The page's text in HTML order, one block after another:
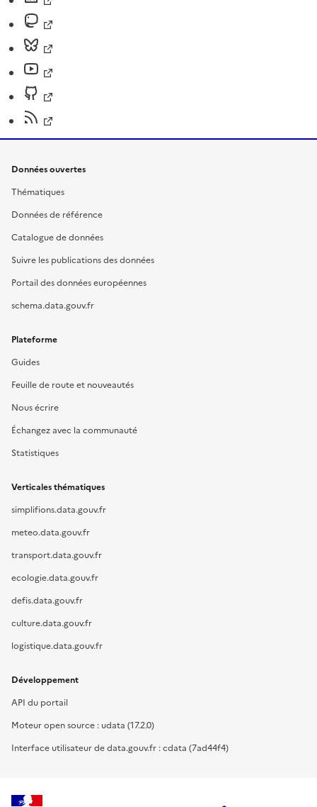
Données ouvertes
Thématiques
Données de référence
Catalogue de données
Suivre les publications des données
Portail des données européennes
schema.data.gouv.fr
Plateforme
Guides
Feuille de route et nouveautés
Nous écrire
Échangez avec la communauté
Statistiques
Verticales thématiques
simplifions.data.gouv.fr
meteo.data.gouv.fr
transport.data.gouv.fr
ecologie.data.gouv.fr
defis.data.gouv.fr
culture.data.gouv.fr
logistique.data.gouv.fr
Développement
API du portail
Moteur open source : udata (17.2.0)
Interface utilisateur de data.gouv.fr : cdata (7ad44f4)